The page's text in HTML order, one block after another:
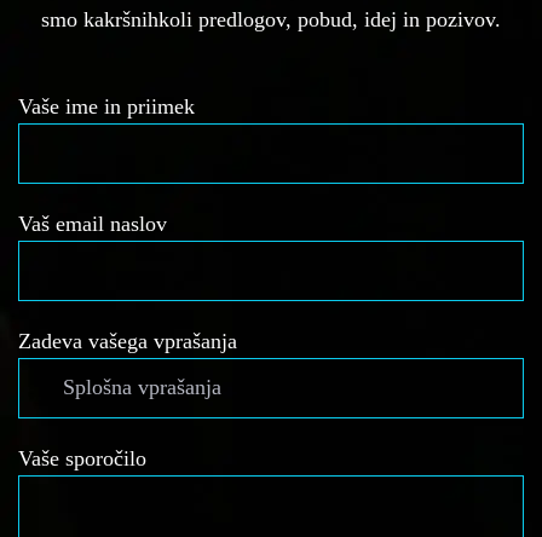
smo kakršnihkoli predlogov, pobud, idej in pozivov.
Vaše ime in priimek
Vaš email naslov
Zadeva vašega vprašanja
Vaše sporočilo